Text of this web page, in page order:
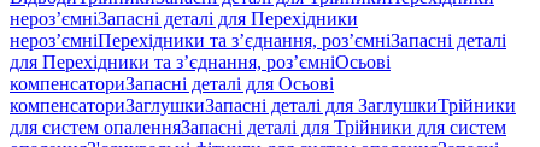
нероз’ємніЗапасні деталі для Перехідники
нероз’ємніПерехідники та з’єднання, роз’ємніЗапасні деталі
для Перехідники та з’єднання, роз’ємніОсьові
компенсаториЗапасні деталі для Осьові
компенсаториЗаглушкиЗапасні деталі для ЗаглушкиТрійники
для систем опаленняЗапасні деталі для Трійники для систем